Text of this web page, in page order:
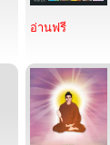
อ่านฟรี